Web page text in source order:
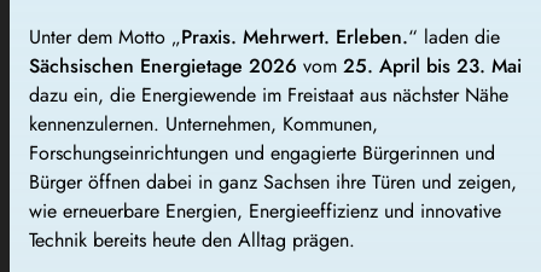
Unter dem Motto „Praxis. Mehrwert. Erleben.“ laden die
Sächsischen Energietage 2026 vom 25. April bis 23. Mai
dazu ein, die Energiewende im Freistaat aus nächster Nähe
kennenzulernen. Unternehmen, Kommunen,
Forschungseinrichtungen und engagierte Bürgerinnen und
Bürger öffnen dabei in ganz Sachsen ihre Türen und zeigen,
wie erneuerbare Energien, Energieeffizienz und innovative
Technik bereits heute den Alltag prägen.